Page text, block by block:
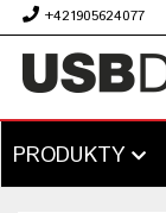
+421905624077
PRODUKTY